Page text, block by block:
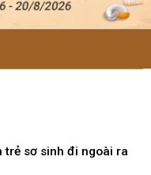
trẻ sơ sinh đi ngoài ra